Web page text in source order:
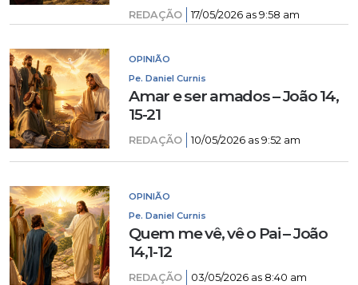
REDAÇÃO 17/05/2026 as 9:58 am
OPINIÃO
Pe. Daniel Curnis
Amar e ser amados – João 14,
15-21
REDAÇÃO 10/05/2026 as 9:52 am
OPINIÃO
Pe. Daniel Curnis
Quem me vê, vê o Pai – João
14,1-12
REDAÇÃO 03/05/2026 as 8:40 am